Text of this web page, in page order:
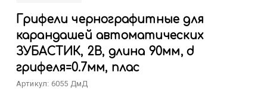
Грифели чернографитные для
карандашей автоматических
ЗУБАСТИК, 2B, длина 90мм, d
грифеля=0.7мм, плас
Артикул: 6055 ДмД